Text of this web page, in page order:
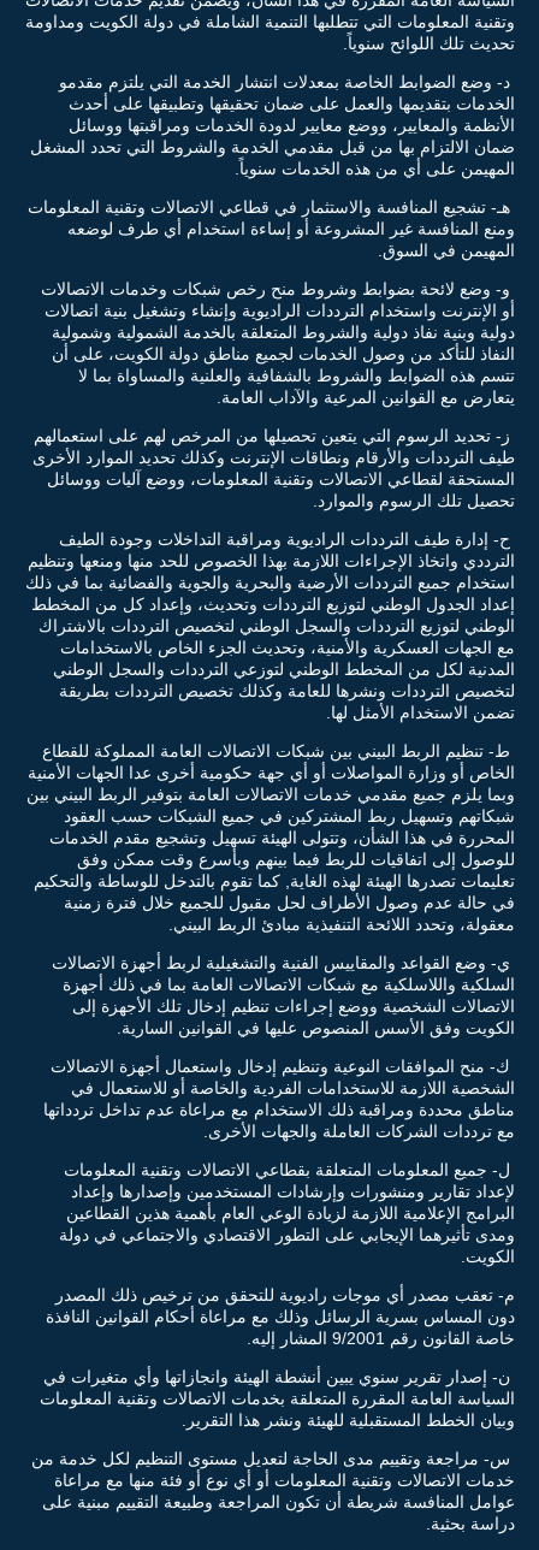
وتقنية المعلومات التي تتطلبها التنمية الشاملة في دولة الكويت ومداومة
تحديث تلك اللوائح سنوياً.
د- وضع الضوابط الخاصة بمعدلات انتشار الخدمة التي يلتزم مقدمو
الخدمات بتقديمها والعمل على ضمان تحقيقها وتطبيقها على أحدث
الأنظمة والمعايير، ووضع معايير لدودة الخدمات ومراقبتها ووسائل
ضمان الالتزام بها من قبل مقدمي الخدمة والشروط التي تحدد المشغل
المهيمن على أي من هذه الخدمات سنوياً.
هـ- تشجيع المنافسة والاستثمار في قطاعي الاتصالات وتقنية المعلومات
ومنع المنافسة غير المشروعة أو إساءة استخدام أي طرف لوضعه
المهيمن في السوق.
و- وضع لائحة بضوابط وشروط منح رخص شبكات وخدمات الاتصالات
أو الإنترنت واستخدام الترددات الراديوية وإنشاء وتشغيل بنية اتصالات
دولية وبنية نفاذ دولية والشروط المتعلقة بالخدمة الشمولية وشمولية
النفاذ للتأكد من وصول الخدمات لجميع مناطق دولة الكويت، على أن
تتسم هذه الضوابط والشروط بالشفافية والعلنية والمساواة بما لا
يتعارض مع القوانين المرعية والآداب العامة.
ز- تحديد الرسوم التي يتعين تحصيلها من المرخص لهم على استعمالهم
طيف الترددات والأرقام ونطاقات الإنترنت وكذلك تحديد الموارد الأخرى
المستحقة لقطاعي الاتصالات وتقنية المعلومات، ووضع آليات ووسائل
تحصيل تلك الرسوم والموارد.
ح- إدارة طيف الترددات الراديوية ومراقبة التداخلات وجودة الطيف
الترددي واتخاذ الإجراءات اللازمة بهذا الخصوص للحد منها ومنعها وتنظيم
استخدام جميع الترددات الأرضية والبحرية والجوية والفضائية بما في ذلك
إعداد الجدول الوطني لتوزيع الترددات وتحديث، وإعداد كل من المخطط
الوطني لتوزيع الترددات والسجل الوطني لتخصيص الترددات بالاشتراك
مع الجهات العسكرية والأمنية، وتحديث الجزء الخاص بالاستخدامات
المدنية لكل من المخطط الوطني لتوزعي الترددات والسجل الوطني
لتخصيص الترددات ونشرها للعامة وكذلك تخصيص الترددات بطريقة
تضمن الاستخدام الأمثل لها.
ط- تنظيم الربط البيني بين شبكات الاتصالات العامة المملوكة للقطاع
الخاص أو وزارة المواصلات أو أي جهة حكومية أخرى عدا الجهات الأمنية
وبما يلزم جميع مقدمي خدمات الاتصالات العامة بتوفير الربط البيني بين
شبكاتهم وتسهيل ربط المشتركين في جميع الشبكات حسب العقود
المحررة في هذا الشأن، وتتولى الهيئة تسهيل وتشجيع مقدم الخدمات
للوصول إلى اتفاقيات للربط فيما بينهم وبأسرع وقت ممكن وفق
تعليمات تصدرها الهيئة لهذه الغاية, كما تقوم بالتدخل للوساطة والتحكيم
في حالة عدم وصول الأطراف لحل مقبول للجميع خلال فترة زمنية
معقولة، وتحدد اللائحة التنفيذية مبادئ الربط البيني.
ي- وضع القواعد والمقاييس الفنية والتشغيلية لربط أجهزة الاتصالات
السلكية واللاسلكية مع شبكات الاتصالات العامة بما في ذلك أجهزة
الاتصالات الشخصية ووضع إجراءات تنظيم إدخال تلك الأجهزة إلى
الكويت وفق الأسس المنصوص عليها في القوانين السارية.
ك- منح الموافقات النوعية وتنظيم إدخال واستعمال أجهزة الاتصالات
الشخصية اللازمة للاستخدامات الفردية والخاصة أو للاستعمال في
مناطق محددة ومراقبة ذلك الاستخدام مع مراعاة عدم تداخل تردداتها
مع ترددات الشركات العاملة والجهات الأخرى.
ل- جميع المعلومات المتعلقة بقطاعي الاتصالات وتقنية المعلومات
لإعداد تقارير ومنشورات وإرشادات المستخدمين وإصدارها وإعداد
البرامج الإعلامية اللازمة لزيادة الوعي العام بأهمية هذين القطاعين
ومدى تأثيرهما الإيجابي على التطور الاقتصادي والاجتماعي في دولة
الكويت.
م- تعقب مصدر أي موجات راديوية للتحقق من ترخيص ذلك المصدر
دون المساس بسرية الرسائل وذلك مع مراعاة أحكام القوانين النافذة
خاصة القانون رقم 9/2001 المشار إليه.
ن- إصدار تقرير سنوي يبين أنشطة الهيئة وانجازاتها وأي متغيرات في
السياسة العامة المقررة المتعلقة بخدمات الاتصالات وتقنية المعلومات
وبيان الخطط المستقبلية للهيئة ونشر هذا التقرير.
س- مراجعة وتقييم مدى الحاجة لتعديل مستوى التنظيم لكل خدمة من
خدمات الاتصالات وتقنية المعلومات أو أي نوع أو فئة منها مع مراعاة
عوامل المنافسة شريطة أن تكون المراجعة وطبيعة التقييم مبنية على
دراسة بحثية.